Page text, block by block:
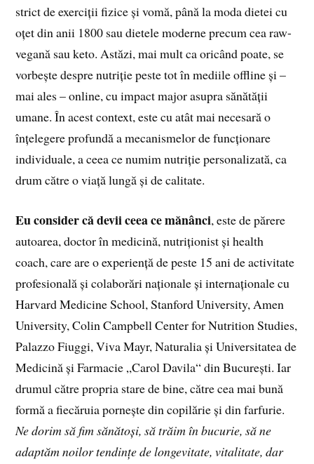
strict de exerciții fizice și vomă, până la moda dietei cu
oțet din anii 1800 sau dietele moderne precum cea raw-
vegană sau keto. Astăzi, mai mult ca oricând poate, se
vorbește despre nutriție peste tot în mediile offline și –
mai ales – online, cu impact major asupra sănătății
umane. În acest context, este cu atât mai necesară o
înțelegere profundă a mecanismelor de funcționare
individuale, a ceea ce numim nutriție personalizată, ca
drum către o viață lungă și de calitate.
Eu consider că devii ceea ce mănânci, este de părere
autoarea, doctor în medicină, nutriționist și health
coach, care are o experiență de peste 15 ani de activitate
profesională și colaborări naționale și internaționale cu
Harvard Medicine School, Stanford University, Amen
University, Colin Campbell Center for Nutrition Studies,
Palazzo Fiuggi, Viva Mayr, Naturalia și Universitatea de
Medicină și Farmacie „Carol Davila“ din București. Iar
drumul către propria stare de bine, către cea mai bună
formă a fiecăruia pornește din copilărie și din farfurie.
Ne dorim să fim sănătoși, să trăim în bucurie, să ne
adaptăm noilor tendințe de longevitate, vitalitate, dar